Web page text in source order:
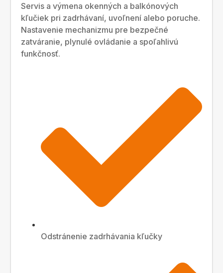
Servis a výmena okenných a balkónových
kľučiek pri zadrhávaní, uvoľnení alebo poruche.
Nastavenie mechanizmu pre bezpečné
zatváranie, plynulé ovládanie a spoľahlivú
funkčnosť.
Odstránenie zadrhávania kľučky